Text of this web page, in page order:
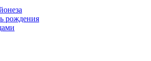
рождения